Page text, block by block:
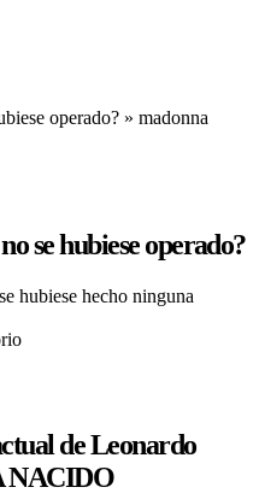
se hubiese operado?
hubiese hecho ninguna
de Leonardo
NACIDO